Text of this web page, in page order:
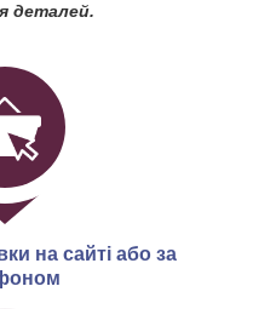
деталей.
на сайті або за